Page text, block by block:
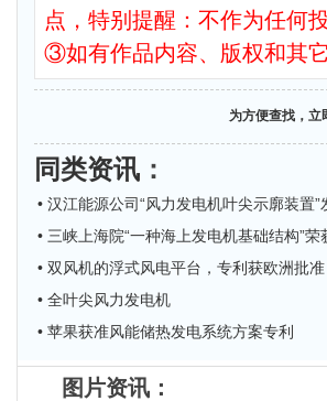
点，特别提醒：不作为任何
③如有作品内容、版权和其
为方便查找，立
同类资讯 ：
• 汉江能源公司“风力发电机叶尖示廓装置”
• 三峡上海院“一种海上发电机基础结构”荣
• 双风机的浮式风电平台，专利获欧洲批准
• 全叶尖风力发电机
• 苹果获准风能储热发电系统方案专利
图片资讯：